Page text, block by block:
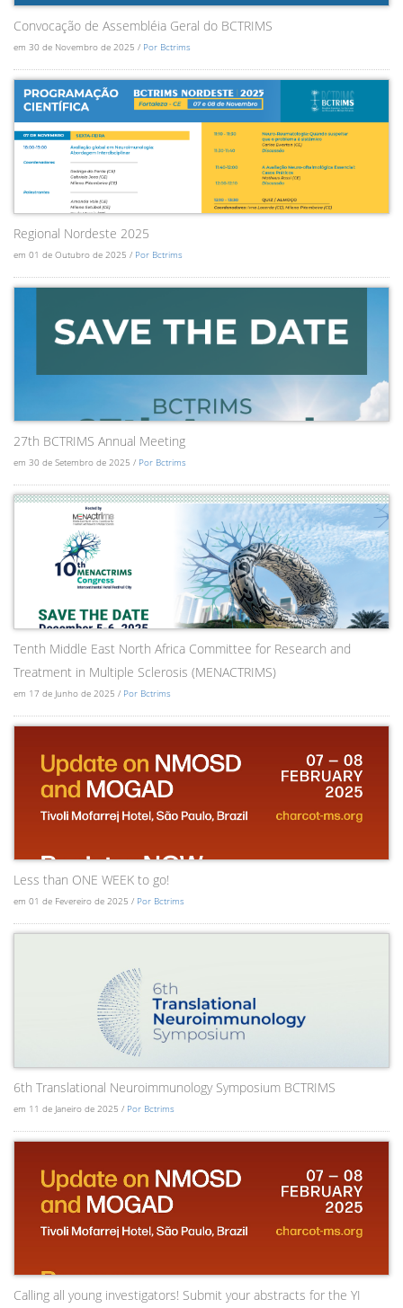
Convocação de Assembléia Geral do BCTRIMS
em 30 de Novembro de 2025 / Por Bctrims
Regional Nordeste 2025
em 01 de Outubro de 2025 / Por Bctrims
27th BCTRIMS Annual Meeting
em 30 de Setembro de 2025 / Por Bctrims
Tenth Middle East North Africa Committee for Research and
Treatment in Multiple Sclerosis (MENACTRIMS)
em 17 de Junho de 2025 / Por Bctrims
Less than ONE WEEK to go!
em 01 de Fevereiro de 2025 / Por Bctrims
6th Translational Neuroimmunology Symposium BCTRIMS
em 11 de Janeiro de 2025 / Por Bctrims
Calling all young investigators! Submit your abstracts for the YI